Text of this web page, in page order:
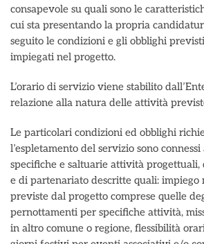
consapevole su quali sono le
cui sta presentando la propria
seguito le condizioni e gli obblighi
impiegati nel progetto.
L’orario di servizio viene stabilito
relazione alla natura delle attività
Le particolari condizioni ed obblighi
l’espletamento del servizio sono
specifiche e saltuarie attività progettuali,
e di partenariato descritte quali: impiego
previste dal progetto comprese quelle
pernottamenti per specifiche attività,
in altro comune o regione, flessibilità